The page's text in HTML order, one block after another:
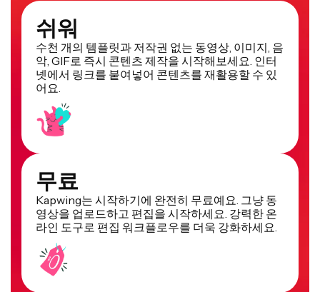
쉬워
수천 개의 템플릿과 저작권 없는 동영상, 이미지, 음
악, GIF로 즉시 콘텐츠 제작을 시작해보세요. 인터
넷에서 링크를 붙여넣어 콘텐츠를 재활용할 수 있
어요.
무료
Kapwing는 시작하기에 완전히 무료예요. 그냥 동
영상을 업로드하고 편집을 시작하세요. 강력한 온
라인 도구로 편집 워크플로우를 더욱 강화하세요.